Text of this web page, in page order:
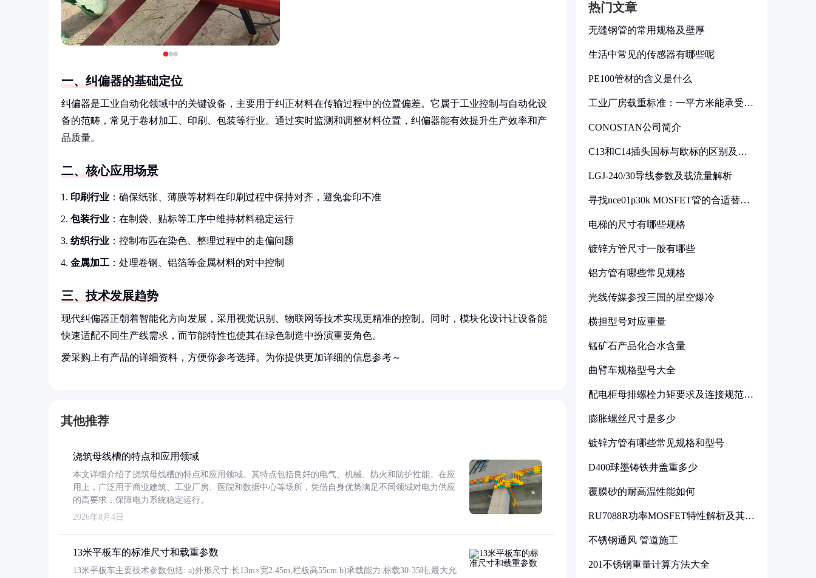
一、纠偏器的基础定位
纠偏器是工业自动化领域中的关键设备，主要用于纠正材料在传输过程中的位置偏差。它属于工业控制与自动化设
备的范畴，常见于卷材加工、印刷、包装等行业。通过实时监测和调整材料位置，纠偏器能有效提升生产效率和产
品质量。
二、核心应用场景
印刷行业 ：确保纸张、薄膜等材料在印刷过程中保持对齐，避免套印不准
包装行业 ：在制袋、贴标等工序中维持材料稳定运行
纺织行业 ：控制布匹在染色、整理过程中的走偏问题
金属加工 ：处理卷钢、铝箔等金属材料的对中控制
三、技术发展趋势
现代纠偏器正朝着智能化方向发展，采用视觉识别、物联网等技术实现更精准的控制。同时，模块化设计让设备能
快速适配不同生产线需求，而节能特性也使其在绿色制造中扮演重要角色。
爱采购上有产品的详细资料，方便你参考选择。为你提供更加详细的信息参考～
其他推荐
浇筑母线槽的特点和应用领域
本文详细介绍了浇筑母线槽的特点和应用领域。其特点包括良好的电气、机械、防火和防护性能。在应
用上，广泛用于商业建筑、工业厂房、医院和数据中心等场所，凭借自身优势满足不同领域对电力供应
的高要求，保障电力系统稳定运行。
2026年8月4日
13米平板车的标准尺寸和载重参数
13米平板车主要技术参数包括: a)外形尺寸:长13m×宽2.45m,栏板高55cm b)承载能力:标载30-35吨,最大允
热门文章
无缝钢管的常用规格及壁厚
生活中常见的传感器有哪些呢
PE100管材的含义是什么
工业厂房载重标准：一平方米能承受多
CONOSTAN公司简介
C13和C14插头国标与欧标的区别及其
LGJ-240/30导线参数及载流量解析
寻找nce01p30k MOSFET管的合适替代
电梯的尺寸有哪些规格
镀锌方管尺寸一般有哪些
铝方管有哪些常见规格
光线传媒参投三国的星空爆冷
横担型号对应重量
锰矿石产品化合水含量
曲臂车规格型号大全
配电柜母排螺栓力矩要求及连接规范详
膨胀螺丝尺寸是多少
镀锌方管有哪些常见规格和型号
D400球墨铸铁井盖重多少
覆膜砂的耐高温性能如何
RU7088R功率MOSFET特性解析及其在
不锈钢通风 管道施工
201不锈钢重量计算方法大全